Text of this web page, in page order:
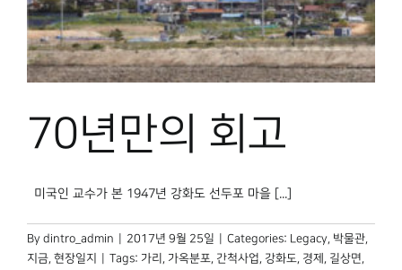
70년만의 회고
미국인 교수가 본 1947년 강화도 선두포 마을 [...]
By dintro_admin 2017년 9월 25일 Categories: Legacy 박물관,
지금 현장일지 Tags: 가리 가옥분포 간척사업 강화도 경제 길상면